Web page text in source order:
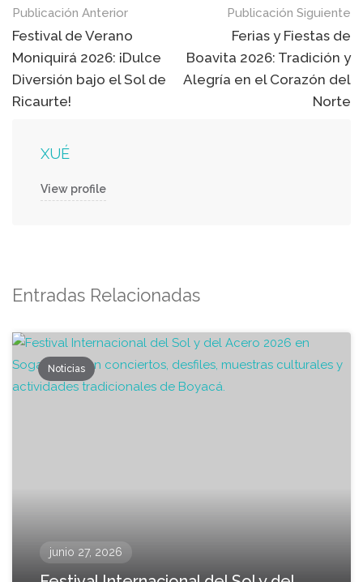
Navegación
de
publicaciones
Publicación Anterior
Festival de Verano
Moniquirá 2026: ¡Dulce
Diversión bajo el Sol de
Ricaurte!
Publicación Siguiente
Ferias y Fiestas de
Boavita 2026: Tradición y
Alegría en el Corazón del
Norte
XUÉ
View profile
Entradas Relacionadas
Noticias
junio 27, 2026